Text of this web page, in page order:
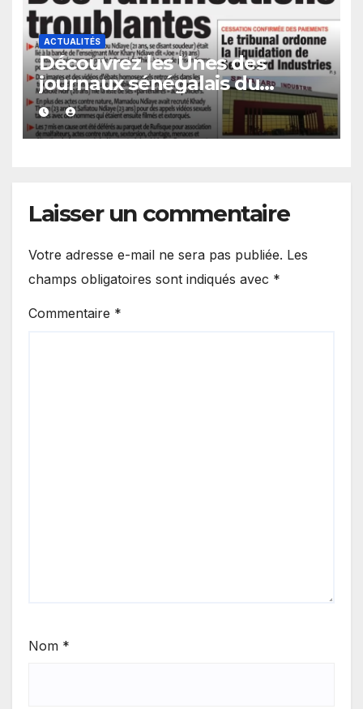
ACTUALITÉS
Découvrez les Unes des
journaux sénégalais du
mercredi 05 août 2026
Laisser un commentaire
Votre adresse e-mail ne sera pas publiée. Les
champs obligatoires sont indiqués avec *
Commentaire *
Nom *